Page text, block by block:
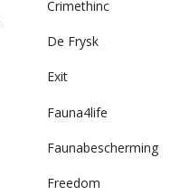
Crimethinc
De Frysk
Exit
Fauna4life
Faunabescherming
Freedom